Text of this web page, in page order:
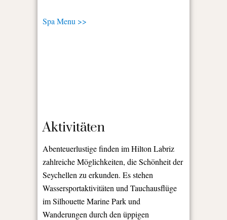
Spa Menu >>
Aktivitäten
Abenteuerlustige finden im Hilton Labriz
zahlreiche Möglichkeiten, die Schönheit der
Seychellen zu erkunden. Es stehen
Wassersportaktivitäten und Tauchausflüge
im Silhouette Marine Park und
Wanderungen durch den üppigen